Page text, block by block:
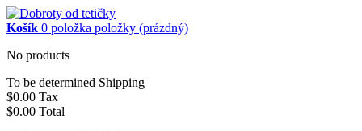
Košík 0 položka položky (prázdný)
No products
To be determined Shipping
$0.00 Tax
$0.00 Total